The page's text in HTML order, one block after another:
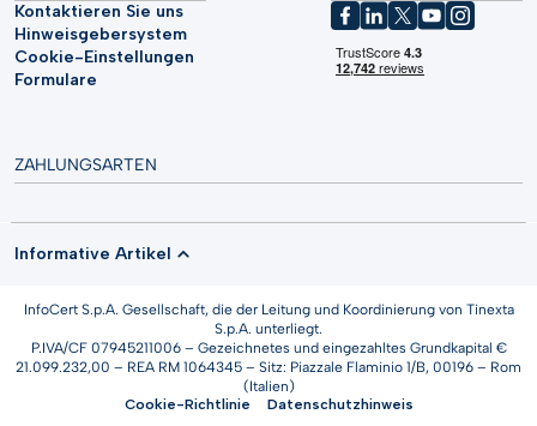
Kontaktieren Sie uns
Hinweisgebersystem
Cookie-Einstellungen
Formulare
ZAHLUNGSARTEN
Informative Artikel
InfoCert S.p.A. Gesellschaft, die der Leitung und Koordinierung von Tinexta
S.p.A. unterliegt.
P.IVA/CF 07945211006 – Gezeichnetes und eingezahltes Grundkapital €
21.099.232,00 – REA RM 1064345 – Sitz: Piazzale Flaminio 1/B, 00196 – Rom
(Italien)
Cookie-Richtlinie
Datenschutzhinweis